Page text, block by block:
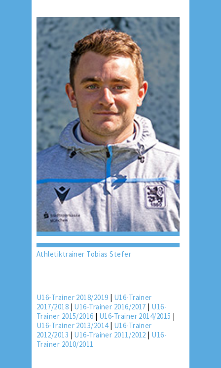
Athletiktrainer Tobias Stefer
U16-Trainer 2018/2019 | U16-Trainer
2017/2018 | U16-Trainer 2016/2017 | U16-
Trainer 2015/2016 | U16-Trainer 2014/2015 |
U16-Trainer 2013/2014| U16-Trainer
2012/2013 | U16-Trainer 2011/2012 | U16-
Trainer 2010/2011